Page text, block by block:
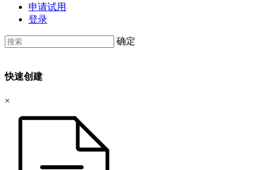
申请试用
登录
确定
快速创建
×